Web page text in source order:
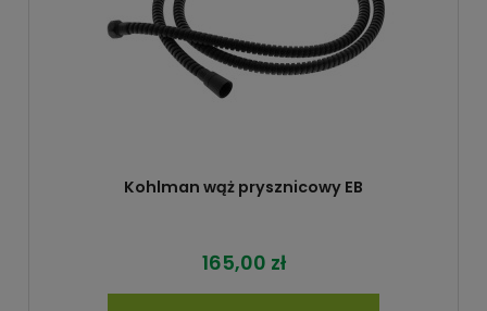
Kohlman wąż prysznicowy EB
165,00 zł